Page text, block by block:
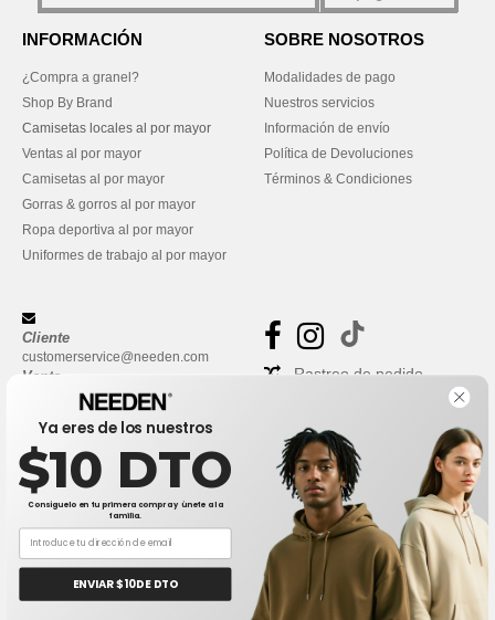
INFORMACIÓN
¿Compra a granel?
Shop By Brand
Camisetas locales al por mayor
Ventas al por mayor
Camisetas al por mayor
Gorras & gorros al por mayor
Ropa deportiva al por mayor
Uniformes de trabajo al por mayor
SOBRE NOSOTROS
Modalidades de pago
Nuestros servicios
Información de envío
Política de Devoluciones
Términos & Condiciones
Cliente
customerservice@needen.com
Venta
sales@needen.com
Rastreo de pedido
Hola
Ya eres de los nuestros
$10 DTO
Consíguelo en tu primera compra y únete a la
familia.
ENVIAR $10 DE DTO